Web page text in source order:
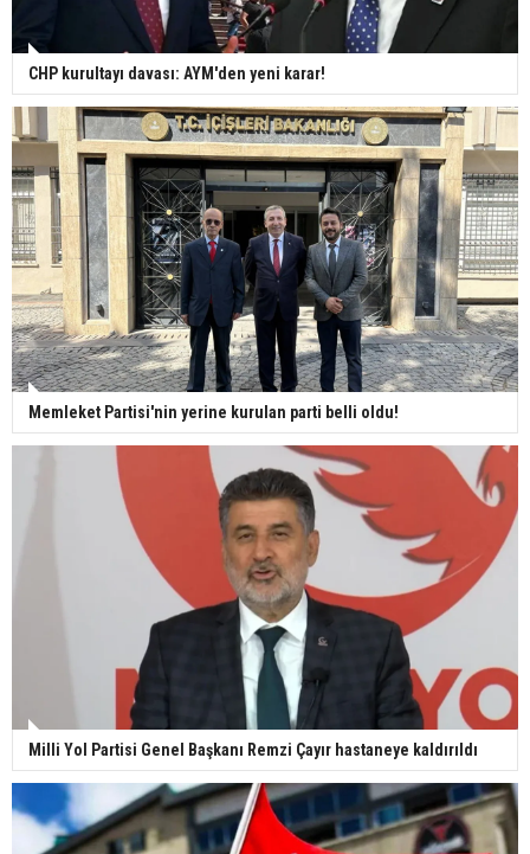
CHP kurultayı davası: AYM'den yeni karar!
Memleket Partisi'nin yerine kurulan parti belli oldu!
Milli Yol Partisi Genel Başkanı Remzi Çayır hastaneye kaldırıldı